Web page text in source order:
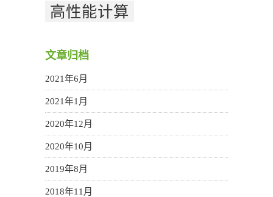
高性能计算
文章归档
2021年6月
2021年1月
2020年12月
2020年10月
2019年8月
2018年11月